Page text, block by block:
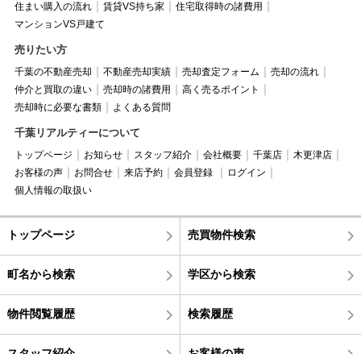
住まい購入の流れ
賃貸VS持ち家
住宅取得時の諸費用
マンションVS戸建て
売りたい方
千葉の不動産売却 不動産売却実績 売却査定フォーム
売却の流れ
仲介と買取の違い
売却時の諸費用
高く売るポイント
売却時に必要な書類
よくある質問
千葉リアルティーについて
トップページ お知らせ スタッフ紹介 会社概要 千葉店
木更津店
お客様の声
お問合せ 来店予約 会員登録
ログイン
個人情報の取扱い
トップページ 売買物件検索
町名から検索 学区から検索
物件閲覧履歴 検索履歴